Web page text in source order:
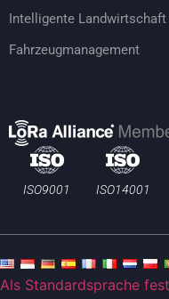
Intelligente Landwirtschaft
Fahrzeugmanagement
ISO9001 ISO14001
Als Standardsprache